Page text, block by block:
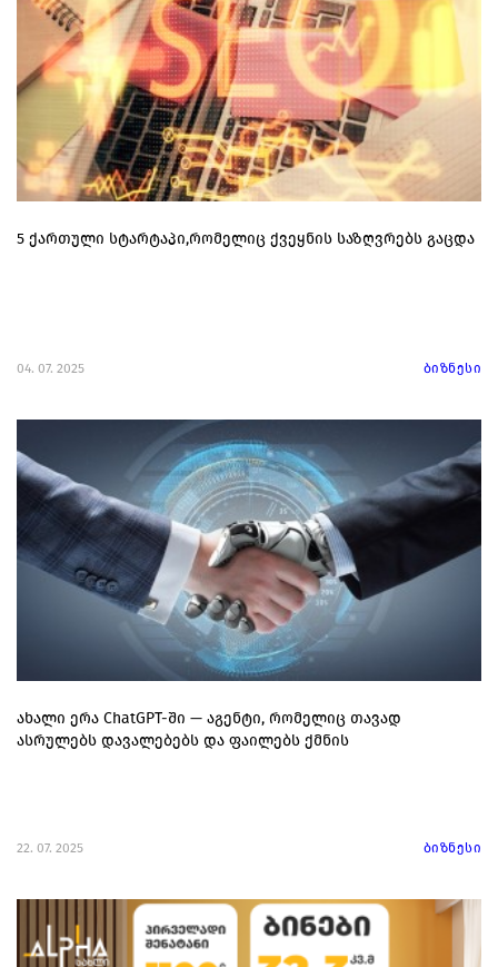
5 ქართული სტარტაპი,რომელიც ქვეყნის საზღვრებს გაცდა
04. 07. 2025 ბიზნესი
ახალი ერა ChatGPT-ში — აგენტი, რომელიც თავად
ასრულებს დავალებებს და ფაილებს ქმნის
22. 07. 2025 ბიზნესი